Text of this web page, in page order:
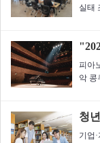
실태
피아
악 콩
청
기업